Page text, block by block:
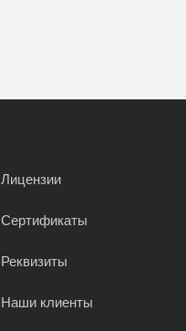
Лицензии
Сертификаты
Реквизиты
Наши клиенты